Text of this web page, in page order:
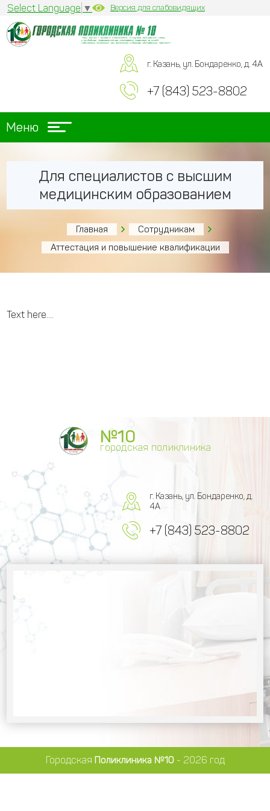
Select Language ▼ Версия для слабовидящих
г. Казань, ул. Бондаренко, д. 4А
+7 (843) 523-8802
Меню
Для специалистов с высшим
медицинским образованием
Главная
Сотрудникам
Аттестация и повышение квалификации
Text here....
№10
городская поликлиника
г. Казань, ул. Бондаренко, д.
4А
+7 (843) 523-8802
Городская Поликлиника №10 - 2026 год